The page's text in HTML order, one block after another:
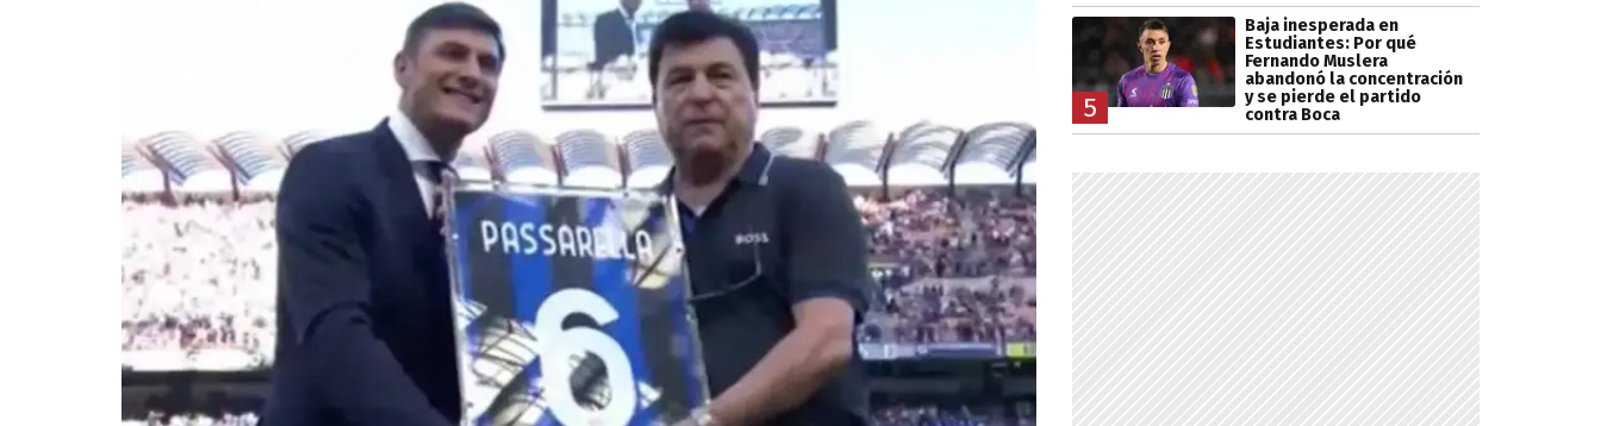
5
Baja inesperada en
Estudiantes: Por qué
Fernando Muslera
abandonó la concentración
y se pierde el partido
contra Boca